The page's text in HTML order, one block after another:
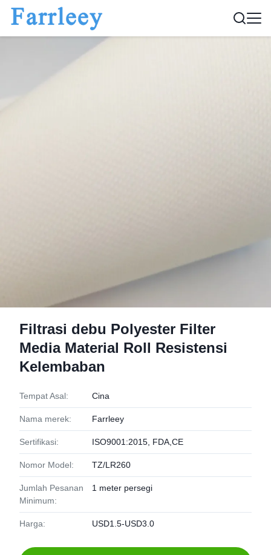
Filtrasi debu Polyester Filter
Media Material Roll Resistensi
Kelembaban
Tempat Asal: Cina
Nama merek: Farrleey
Sertifikasi: ISO9001:2015, FDA,CE
Nomor Model: TZ/LR260
Jumlah Pesanan
Minimum:
1 meter persegi
Harga: USD1.5-USD3.0